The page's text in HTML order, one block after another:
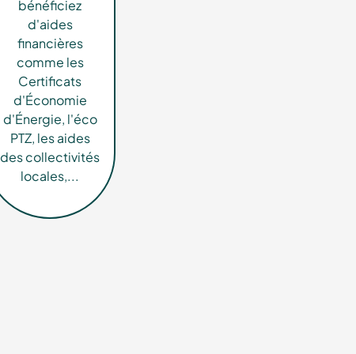
bénéficiez
d'aides
financières
comme les
Certificats
d'Économie
d'Énergie, l'éco
PTZ, les aides
des collectivités
locales,...